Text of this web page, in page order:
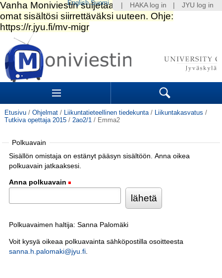
Siirry
sisältöön.
|
Siirry
navigointiin
Sections Search
Etusivu / Ohjelmat / Liikuntatieteellinen tiedekunta / Liikuntakasvatus /
Tutkiva opettaja 2015 / 2ao2/1 / Emma2
Polkuavain
Sisällön omistaja on estänyt pääsyn sisältöön. Anna oikea
polkuavain jatkaaksesi.
Anna polkuavain
Polkuavaimen haltija: Sanna Palomäki
Voit kysyä oikeaa polkuavainta sähköpostilla osoitteesta
sanna.h.palomaki@jyu.fi.
HAKA log in JYU log in
English Suomi